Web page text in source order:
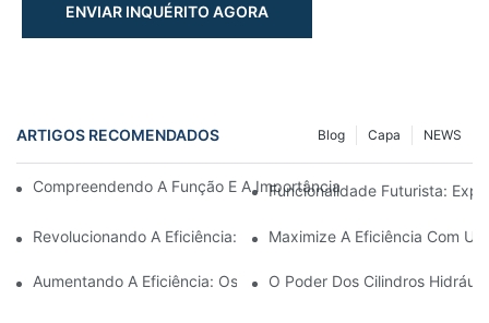
ENVIAR INQUÉRITO AGORA
ARTIGOS RECOMENDADOS NEWS
Capa
Blog
Compreendendo A Função E A Importância Dos Cilindros
Funcionalidade Futurista:
Revolucionando A Eficiência: O Cilindro Telescópico Elétrico
Maximize A Eficiência Com
Aumentando A Eficiência: Os Benefícios De Um Cilindro
O Poder Dos Cilindros